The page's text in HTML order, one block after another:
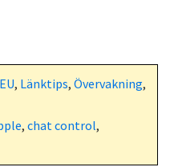
EU, Länktips, Övervakning,
, chat control,